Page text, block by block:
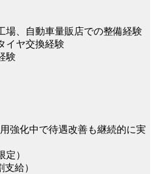
場、自動車量販店での整備経験
イヤ交換経験
験
強化中で待遇改善も継続的に実
）
支給）